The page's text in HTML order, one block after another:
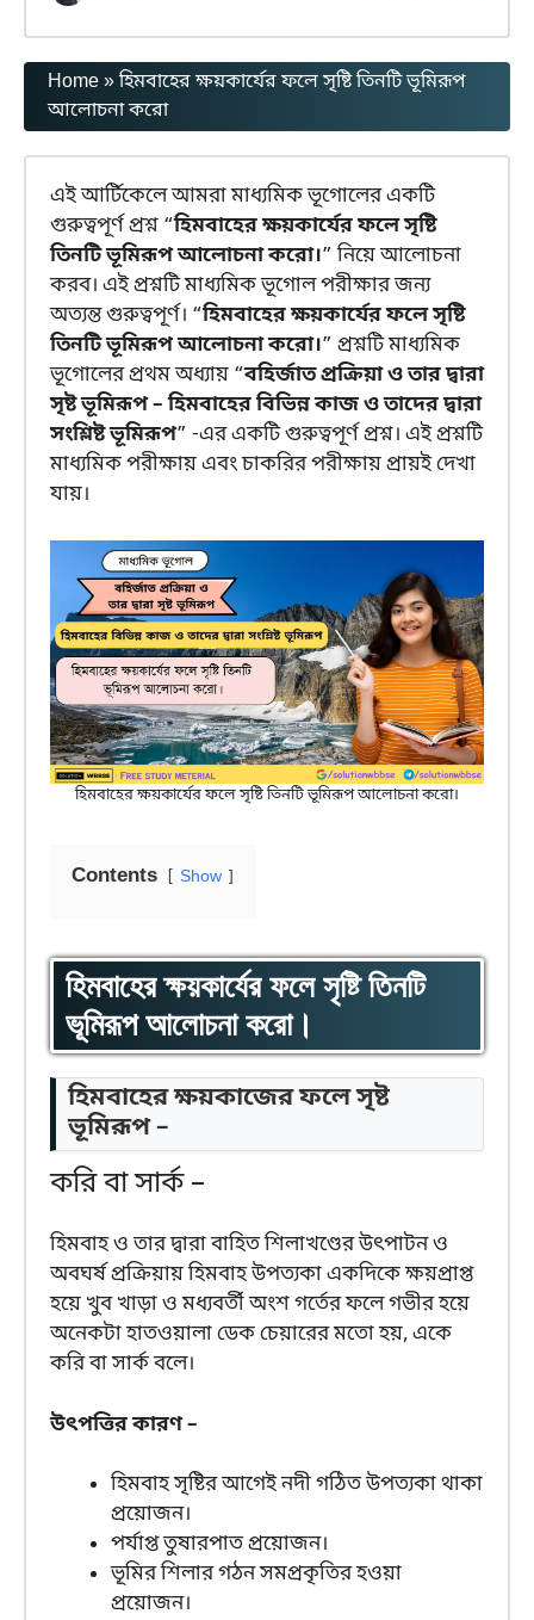
Home»হিমবাহের ক্ষয়কার্যের ফলে সৃষ্টি তিনটি ভূমিরূপ
আলোচনা করো
এই আর্টিকেলে আমরা মাধ্যমিক ভূগোলের একটি
গুরুত্বপূর্ণ প্রশ্ন “হিমবাহের ক্ষয়কার্যের ফলে সৃষ্টি
তিনটি ভূমিরূপ আলোচনা করো।” নিয়ে আলোচনা
করব। এই প্রশ্নটি মাধ্যমিক ভূগোল পরীক্ষার জন্য
অত্যন্ত গুরুত্বপূর্ণ। “হিমবাহের ক্ষয়কার্যের ফলে সৃষ্টি
তিনটি ভূমিরূপ আলোচনা করো।” প্রশ্নটি মাধ্যমিক
ভূগোলের প্রথম অধ্যায় “বহির্জাত প্রক্রিয়া ও তার দ্বারা
সৃষ্ট ভূমিরূপ – হিমবাহের বিভিন্ন কাজ ও তাদের দ্বারা
সংশ্লিষ্ট ভূমিরূপ” -এর একটি গুরুত্বপূর্ণ প্রশ্ন। এই প্রশ্নটি
মাধ্যমিক পরীক্ষায় এবং চাকরির পরীক্ষায় প্রায়ই দেখা
যায়।
হিমবাহের ক্ষয়কার্যের ফলে সৃষ্টি তিনটি ভূমিরূপ আলোচনা করো।
Contents Show
হিমবাহের ক্ষয়কার্যের ফলে সৃষ্টি তিনটি
ভূমিরূপ আলোচনা করো।
হিমবাহের ক্ষয়কাজের ফলে সৃষ্ট
ভূমিরূপ –
করি বা সার্ক –
হিমবাহ ও তার দ্বারা বাহিত শিলাখণ্ডের উৎপাটন ও
অবঘর্ষ প্রক্রিয়ায় হিমবাহ উপত্যকা একদিকে ক্ষয়প্রাপ্ত
হয়ে খুব খাড়া ও মধ্যবর্তী অংশ গর্তের ফলে গভীর হয়ে
অনেকটা হাতওয়ালা ডেক চেয়ারের মতো হয়, একে
করি বা সার্ক বলে।
উৎপত্তির কারণ –
হিমবাহ সৃষ্টির আগেই নদী গঠিত উপত্যকা থাকা
প্রয়োজন।
পর্যাপ্ত তুষারপাত প্রয়োজন।
ভূমির শিলার গঠন সমপ্রকৃতির হওয়া
প্রয়োজন।